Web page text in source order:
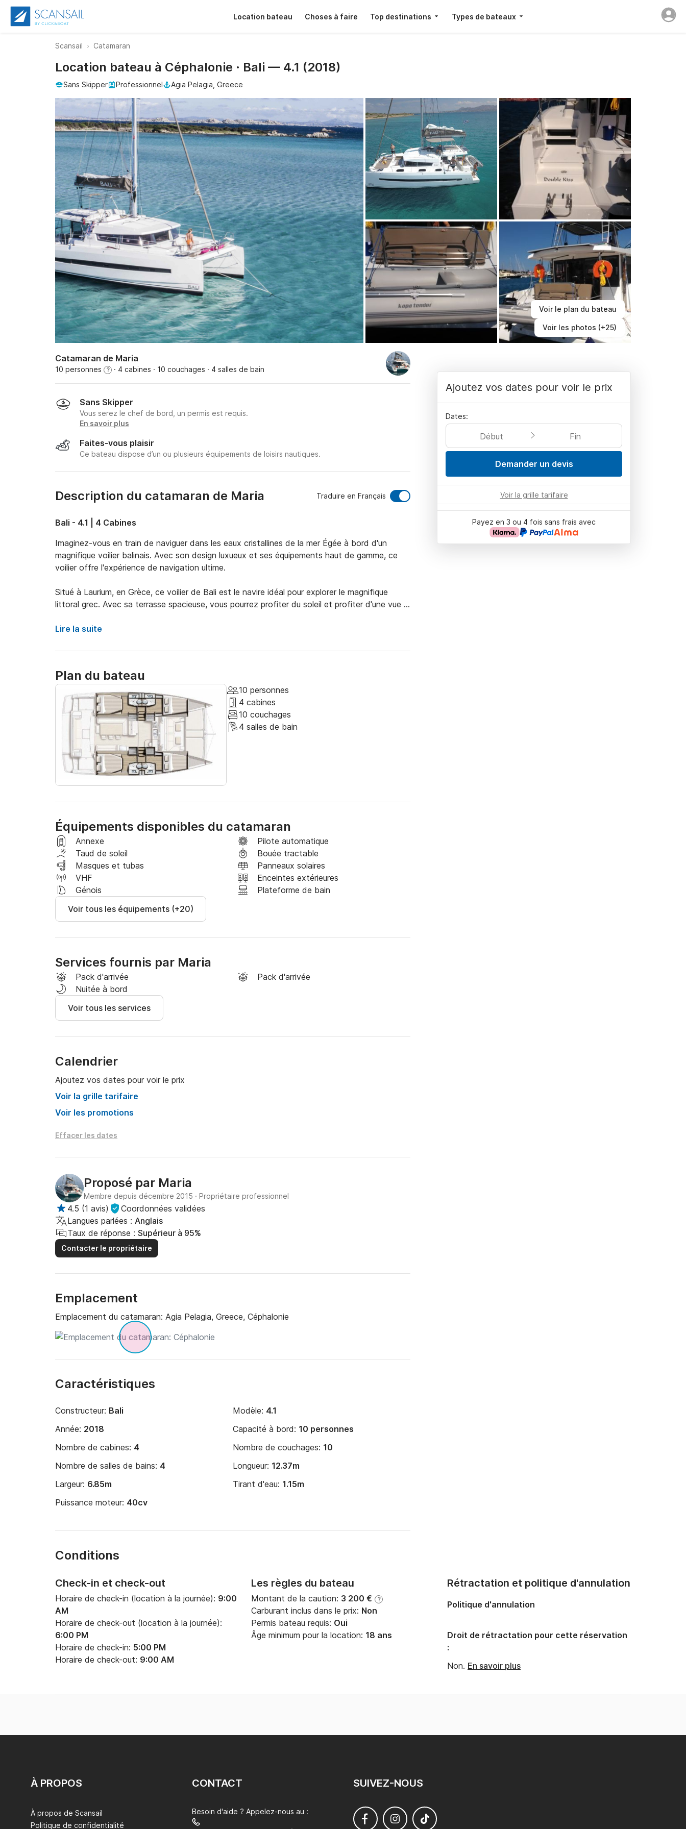
Location bateau Choses à faire Top destinations Types de bateaux
Scansail Catamaran
Voir le plan du bateau
Voir les photos (+25)
Location bateau à Céphalonie · Bali — 4.1 (2018)
Sans Skipper Professionnel Agia Pelagia, Greece
Catamaran de Maria
10 personnes ? · 4 cabines · 10 couchages · 4 salles de bain
Sans Skipper
Vous serez le chef de bord, un permis est requis.
En savoir plus
Faites-vous plaisir
Ce bateau dispose d’un ou plusieurs équipements de loisirs nautiques.
Description du catamaran de Maria Traduire en Français
Bali - 4.1 | 4 Cabines
Imaginez-vous en train de naviguer dans les eaux cristallines de la mer Égée à bord d'un
magnifique voilier balinais. Avec son design luxueux et ses équipements haut de gamme, ce
voilier offre l'expérience de navigation ultime.
Situé à Laurium, en Grèce, ce voilier de Bali est le navire idéal pour explorer le magnifique
littoral grec. Avec sa terrasse spacieuse, vous pourrez profiter du soleil et profiter d'une vue
de la maison. De la cuisine entièrement équipée aux confortables cabines de couchage, vous
Que vous soyez un marin chevronné ou un marin débutant, ce voilier de Bali offre quelque
chose pour tout le monde. Vous pouvez vous détendre et profiter du paysage magnifique ou
jouer un rôle plus actif dans la navigation du bateau. L'équipage expérimenté sera là pour vous
guider à chaque étape du chemin.
Ne manquez pas cette occasion de découvrir la beauté de la Grèce à bord d'un luxueux
voilier de Bali. Réservez votre voyage aujourd'hui et préparez-vous à créer des souvenirs
inoubliables qui dureront toute une vie.
Lire la suite
Plan du bateau
10 personnes
4 cabines
10 couchages
4 salles de bain
Équipements disponibles du catamaran
Annexe
Pilote automatique
Taud de soleil
Bouée tractable
Masques et tubas
Panneaux solaires
VHF
Enceintes extérieures
Génois
Plateforme de bain
Voir tous les équipements (+20)
Services fournis par Maria
Pack d'arrivée
Pack d'arrivée
Nuitée à bord
Voir tous les services
Calendrier
Ajoutez vos dates pour voir le prix
Voir la grille tarifaire
Voir les promotions
Effacer les dates
Proposé par Maria
Membre depuis décembre 2015 · Propriétaire professionnel
4.5 (1 avis)
Coordonnées validées
Langues parlées : Anglais
Taux de réponse : Supérieur à 95%
Contacter le propriétaire
Emplacement
Emplacement du catamaran: Agia Pelagia, Greece, Céphalonie
Caractéristiques
Constructeur: Bali Modèle: 4.1
Année: 2018 Capacité à bord: 10 personnes
Nombre de cabines: 4 Nombre de couchages: 10
Nombre de salles de bains: 4 Longueur: 12.37m
Largeur: 6.85m Tirant d'eau: 1.15m
Puissance moteur: 40cv
Ajoutez vos dates pour voir le prix
Dates:
Début Fin
Demander un devis
Voir la grille tarifaire
Payez en 3 ou 4 fois sans frais avec
Conditions
Check-in et check-out
Horaire de check-in (location à la journée): 9:00
AM
Horaire de check-out (location à la journée):
6:00 PM
Horaire de check-in: 5:00 PM
Horaire de check-out: 9:00 AM
Les règles du bateau
Montant de la caution: 3 200 € ?
Carburant inclus dans le prix: Non
Permis bateau requis: Oui
Âge minimum pour la location: 18 ans
Rétractation et politique d'annulation
Politique d'annulation
Droit de rétractation pour cette réservation
:
Non. En savoir plus
À PROPOS
À propos de Scansail
Politique de confidentialité
CONTACT
Besoin d'aide ? Appelez-nous au :
SUIVEZ-NOUS